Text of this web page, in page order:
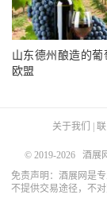
山东德州酿造的葡
欧盟
关于我们 | 联
© 2019-2026 酒展
免责声明：酒展网是
不提供交易途径，不